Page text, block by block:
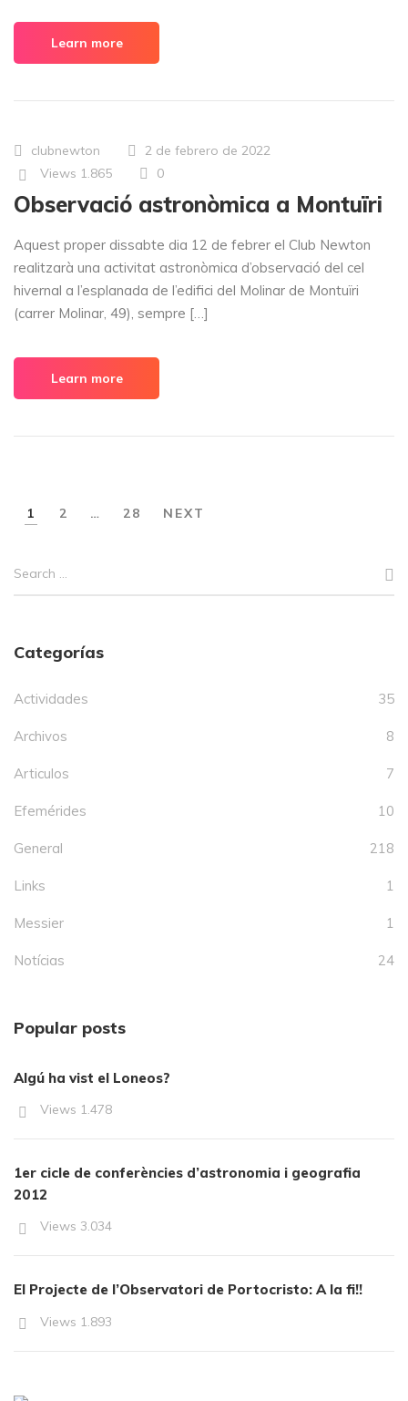
Learn more
clubnewton
2 de febrero de 2022
Views 1.865 0
Observació astronòmica a Montuïri
Aquest proper dissabte dia 12 de febrer el Club Newton
realitzarà una activitat astronòmica d’observació del cel
hivernal a l’esplanada de l’edifici del Molinar de Montuïri
(carrer Molinar, 49), sempre […]
Learn more
1 2 … 28 NEXT
Categorías
Actividades 35
Archivos 8
Articulos 7
Efemérides 10
General 218
Links 1
Messier 1
Notícias 24
Popular posts
Algú ha vist el Loneos?
Views 1.478
1er cicle de conferències d’astronomia i geografia
2012
Views 3.034
El Projecte de l’Observatori de Portocristo: A la fi!!
Views 1.893